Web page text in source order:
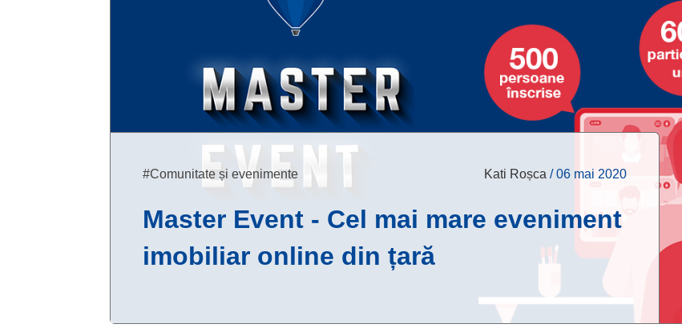
#Comunitate și evenimente Kati Roșca /06 mai 2020
Master Event - Cel mai mare eveniment
imobiliar online din țară